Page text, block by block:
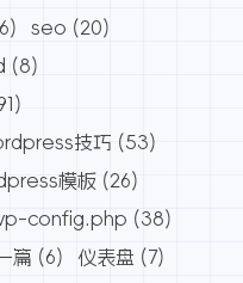
seo (20)
(8)
技巧 (53)
模板 (26)
config.php (38)
篇 (6) 仪表盘 (7)